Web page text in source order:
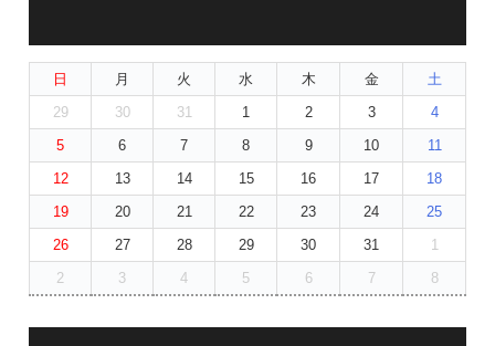
日 月 火 水 木 金
土
29
30 31 1 2 3
4
5
6 7 8 9 10
11
12
13 14 15 16 17
18
19
20 21 22 23 24
25
26
27 28 29 30 31
1
2
3 4 5 6 7 8